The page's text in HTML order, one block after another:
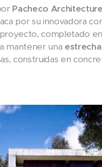
Pacheco
por su innovadora
completado
mantener una
construidas en